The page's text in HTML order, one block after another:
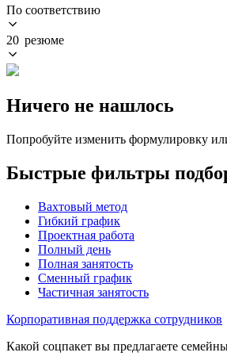
По соответствию
20 резюме
Ничего не нашлось
Попробуйте изменить формулировку
Быстрые фильтры
Вахтовый метод
Гибкий график
Проектная работа
Полный день
Полная занятость
Сменный график
Частичная занятость
Корпоративная поддержка сотрудников
Какой соцпакет вы предлагаете